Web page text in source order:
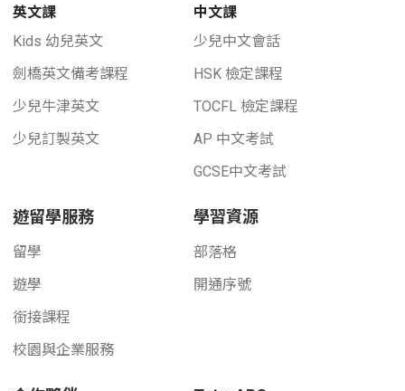
英文課
Kids 幼兒英文
劍橋英文備考課程
少兒牛津英文
少兒訂製英文
中文課
少兒中文會話
HSK 檢定課程
TOCFL 檢定課程
AP 中文考試
GCSE中文考試
遊留學服務
留學
遊學
銜接課程
校園與企業服務
學習資源
部落格
開通序號